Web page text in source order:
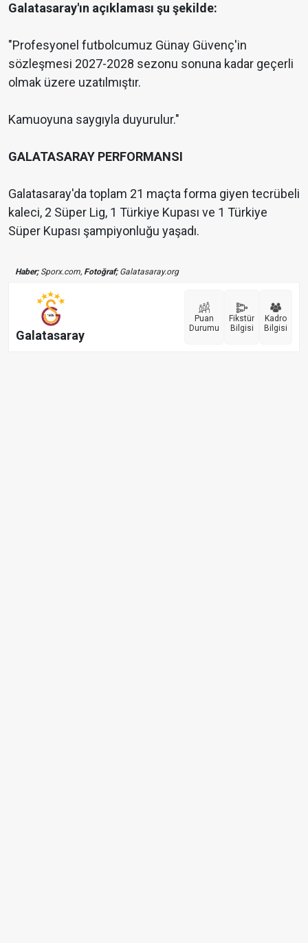
Galatasaray'ın açıklaması şu şekilde:
"Profesyonel futbolcumuz Günay Güvenç'in
sözleşmesi 2027-2028 sezonu sonuna kadar geçerli
olmak üzere uzatılmıştır.
Kamuoyuna saygıyla duyurulur."
GALATASARAY PERFORMANSI
Galatasaray'da toplam 21 maçta forma giyen tecrübeli
kaleci, 2 Süper Lig, 1 Türkiye Kupası ve 1 Türkiye
Süper Kupası şampiyonluğu yaşadı.
Haber;Sporx.com, Fotoğraf;Galatasaray.org
Galatasaray
Puan
Durumu
Fikstür
Bilgisi
Kadro
Bilgisi